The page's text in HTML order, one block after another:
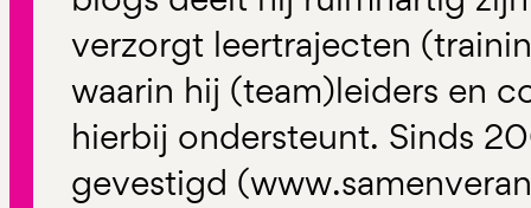
verzorgt leertrajecten
waarin hij (team)leiders en
hierbij ondersteunt. Sinds
gevestigd